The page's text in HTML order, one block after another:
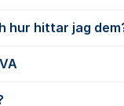
hur hittar jag